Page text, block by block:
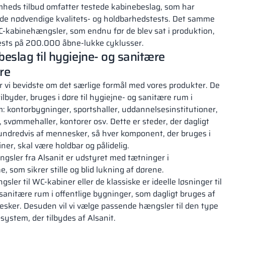
tilbud omfatter testede kabinebeslag, som har
nødvendige kvalitets- og holdbarhedstests. Det samme
kabinehængsler, som endnu før de blev sat i produktion,
på 200.000 åbne-lukke cyklusser.
til hygiejne- og sanitære
vi bevidste om det særlige formål med vores produkter. De
bruges i døre til hygiejne- og sanitære rum i
kontorbygninger, sportshaller, uddannelsesinstitutioner,
kontorer osv. Dette er steder, der dagligt
af mennesker, så hver komponent, der bruges i
skal være holdbar og pålidelig.
fra Alsanit er udstyret med tætninger i
som sikrer stille og blid lukning af dørene.
til WC-kabiner eller de klassiske er ideelle løsninger til
rum i offentlige bygninger, som dagligt bruges af
Desuden vil vi vælge passende hængsler til den type
der tilbydes af Alsanit.